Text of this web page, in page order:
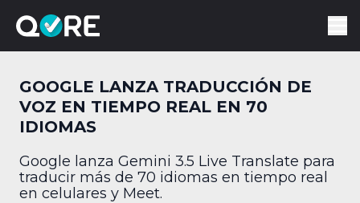
GOOGLE LANZA TRADUCCIÓN DE
VOZ EN TIEMPO REAL EN 70
IDIOMAS
Google lanza Gemini 3.5 Live Translate para
traducir más de 70 idiomas en tiempo real
en celulares y Meet.